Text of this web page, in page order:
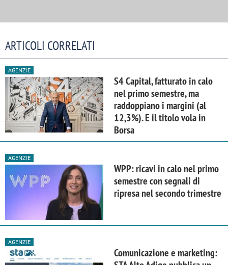
ARTICOLI CORRELATI
AGENZIE
S4 Capital, fatturato in calo
nel primo semestre, ma
raddoppiano i margini (al
12,3%). E il titolo vola in
Borsa
AGENZIE
WPP: ricavi in calo nel primo
semestre con segnali di
ripresa nel secondo trimestre
AGENZIE
Comunicazione e marketing: